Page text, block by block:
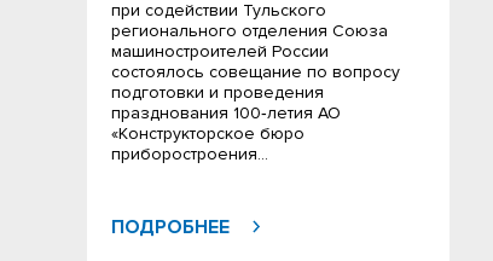
при содействии Тульского
регионального отделения Союза
машиностроителей России
состоялось совещание по вопросу
подготовки и проведения
празднования 100‑летия АО
«Конструкторское бюро
приборостроения…
ПОДРОБНЕЕ